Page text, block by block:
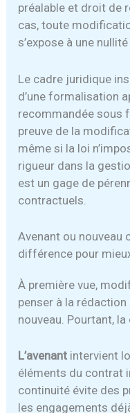
préalable et droit de
cas, toute
s’expose à une
Le cadre juridique
d’une formalisation
recommandée sous
preuve de la
même si la loi
rigueur dans la
est un gage de
contractuels.
Avenant ou nouveau
différence pour
À première vue,
penser à la
nouveau. Pourtant,
L’avenant intervient
éléments du contrat
continuité évite des
les engagements